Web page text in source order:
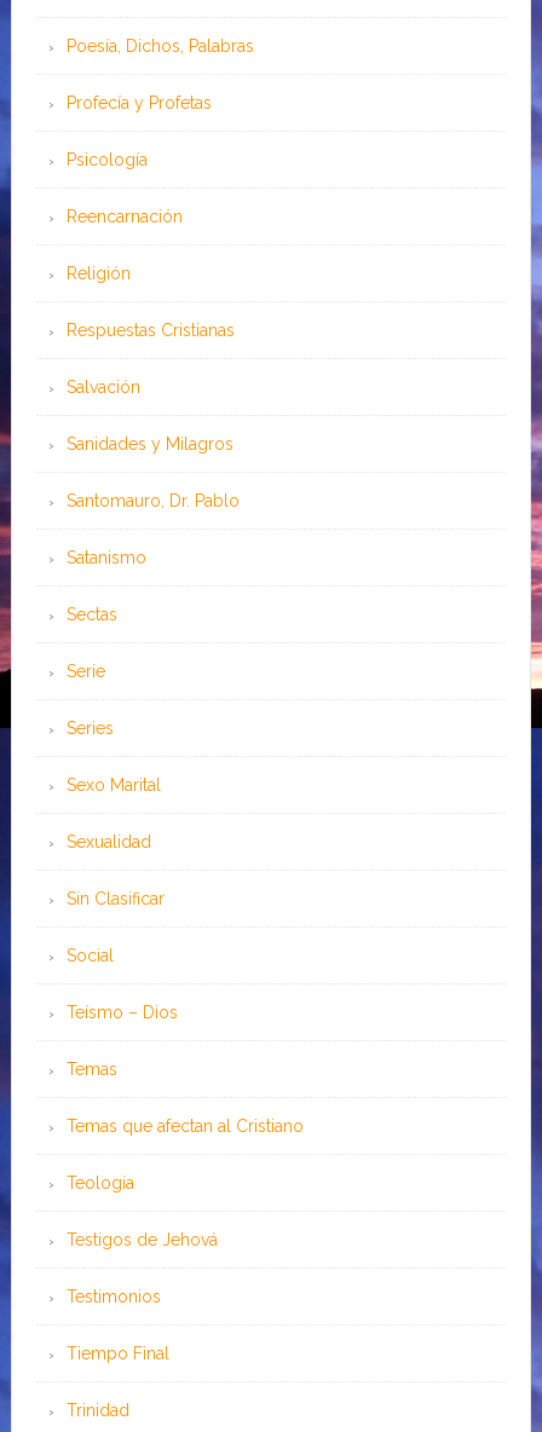
Poesía, Dichos, Palabras
Profecía y Profetas
Psicología
Reencarnación
Religión
Respuestas Cristianas
Salvación
Sanidades y Milagros
Santomauro, Dr. Pablo
Satanismo
Sectas
Serie
Series
Sexo Marital
Sexualidad
Sin Clasificar
Social
Teísmo – Dios
Temas
Temas que afectan al Cristiano
Teología
Testigos de Jehová
Testimonios
Tiempo Final
Trinidad